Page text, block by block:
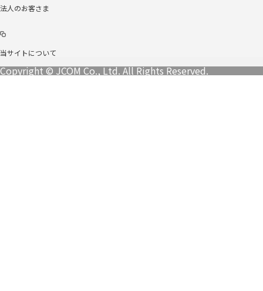
法人のお客さま
当サイトについて
Copyright © JCOM Co., Ltd. All Rights Reserved.